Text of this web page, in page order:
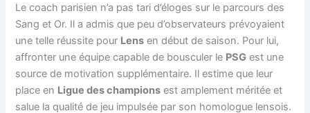
Le coach parisien n’a pas tari d’éloges sur le parcours des
Sang et Or. Il a admis que peu d’observateurs prévoyaient
une telle réussite pour Lens en début de saison. Pour lui,
affronter une équipe capable de bousculer le PSG est une
source de motivation supplémentaire. Il estime que leur
place en Ligue des champions est amplement méritée et
salue la qualité de jeu impulsée par son homologue lensois.